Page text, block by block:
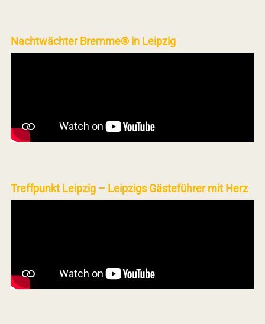
Nachtwächter Bremme® in Leipzig
Treffpunkt Leipzig – Leipzigs Gästeführer mit Herz